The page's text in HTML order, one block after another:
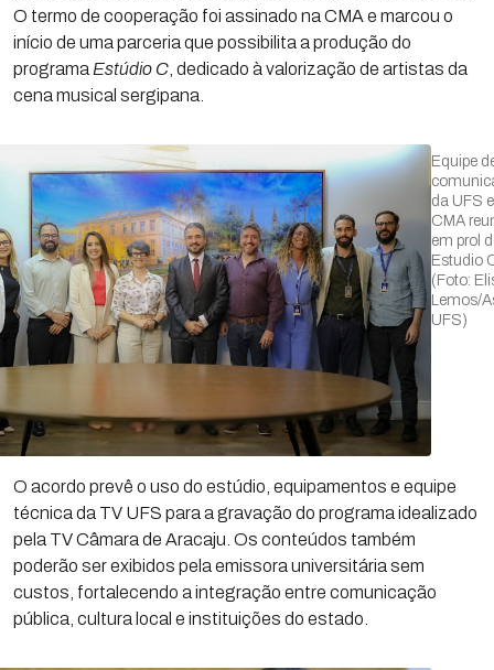
O termo de cooperação foi assinado na CMA e marcou o
início de uma parceria que possibilita a produção do
programa Estúdio C , dedicado à valorização de artistas da
cena musical sergipana.
Equipe
da UFS
CMA
em prol
Estudio
(Foto:
Lemos/
UFS)
O acordo prevê o uso do estúdio, equipamentos e equipe
técnica da TV UFS para a gravação do programa idealizado
pela TV Câmara de Aracaju. Os conteúdos também
poderão ser exibidos pela emissora universitária sem
custos, fortalecendo a integração entre comunicação
pública, cultura local e instituições do estado.